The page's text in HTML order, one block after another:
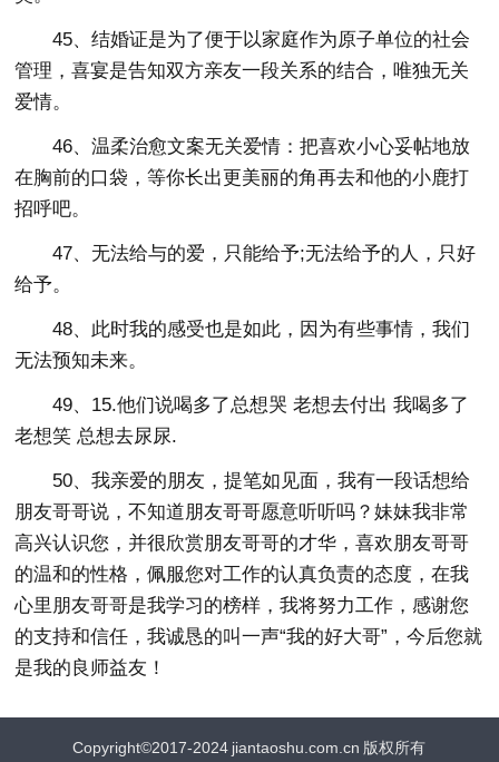
45、结婚证是为了便于以家庭作为原子单位的社会
管理，喜宴是告知双方亲友一段关系的结合，唯独无关
爱情。
46、温柔治愈文案无关爱情：把喜欢小心妥帖地放
在胸前的口袋，等你长出更美丽的角再去和他的小鹿打
招呼吧。
47、无法给与的爱，只能给予;无法给予的人，只好
给予。
48、此时我的感受也是如此，因为有些事情，我们
无法预知未来。
49、15.他们说喝多了总想哭 老想去付出 我喝多了
老想笑 总想去尿尿.
50、我亲爱的朋友，提笔如见面，我有一段话想给
朋友哥哥说，不知道朋友哥哥愿意听听吗？妹妹我非常
高兴认识您，并很欣赏朋友哥哥的才华，喜欢朋友哥哥
的温和的性格，佩服您对工作的认真负责的态度，在我
心里朋友哥哥是我学习的榜样，我将努力工作，感谢您
的支持和信任，我诚恳的叫一声“我的好大哥”，今后您就
是我的良师益友！
Copyright©2017-2024 jiantaoshu.com.cn 版权所有